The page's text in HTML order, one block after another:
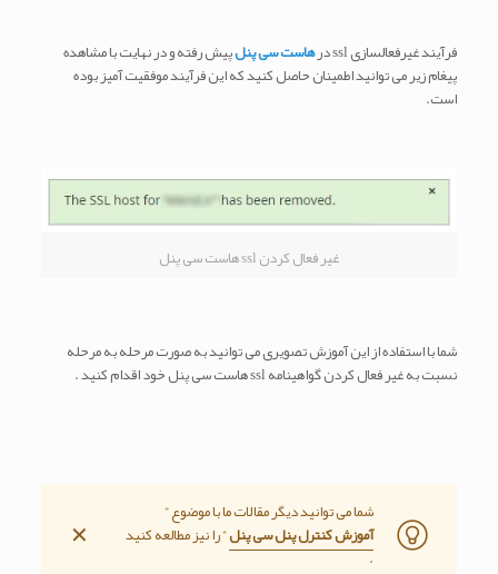
فرآیند غیرفعالسازی ssl در هاست سی پنلپیش رفته و در نهایت با مشاهده
پیغام زیر می توانید اطمینان حاصل کنید که این فرآیند موفقیت آمیز بوده
است.
غیر فعال کردن ssl هاست سی پنل
شما با استفاده از این آموزش تصویری می توانید به صورت مرحله به مرحله
نسبت به غیر فعال کردن گواهینامه ssl هاست سی پنل خود اقدام کنید .
شما می توانید دیگر مقالات ما با موضوع ”
آموزش کنترل پنل سی پنل” را نیز مطالعه کنید
.
✕